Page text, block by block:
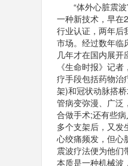
“体外心脏震波
一种新技术，早在
行业认证，两年后
市场。经过数年临
几年才在国内展开
《生命时报》记
疗手段包括药物治
架)和冠状动脉搭
管病变弥漫、广泛
合做手术;还有些
多个支架后，又发
心绞痛频发，但心
震波疗法便为他们
本质是一种机械波